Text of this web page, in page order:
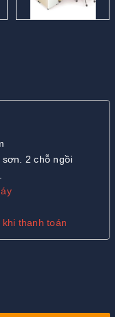
2 chỗ ngồi
.
thanh toán